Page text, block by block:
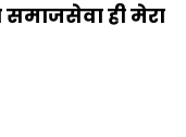
ही मेरा